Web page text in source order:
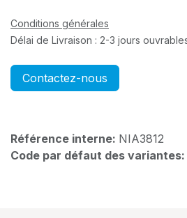
Conditions générales
Délai de Livraison : 2-3 jours
Contactez-nous
Référence interne: NIA3812
Code par défaut des variantes: